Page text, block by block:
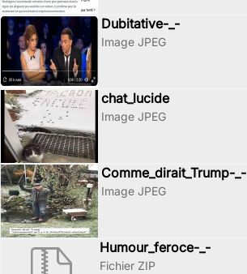
Dubitative-_-
Image JPEG
chat_lucide
Image JPEG
Comme_dirait_Trump-_-
Image JPEG
Humour_feroce-_-
Fichier ZIP